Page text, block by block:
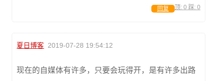
顶: 0 踩: 0
回复
夏日博客 2019-07-28 19:54:12
现在的自媒体有许多，只要会玩得开，是有许多出路